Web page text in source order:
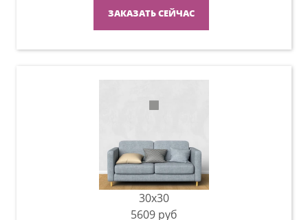
ЗАКАЗАТЬ СЕЙЧАС
30x30
5609 руб